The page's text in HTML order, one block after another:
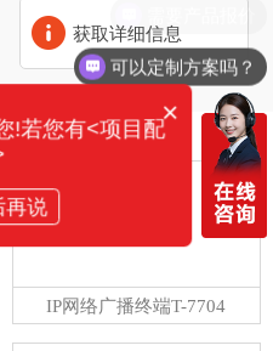
获取详细信息
品
IP网络广播终端T-7704
可以定制方案吗？
×
!若您有<项目配
再说